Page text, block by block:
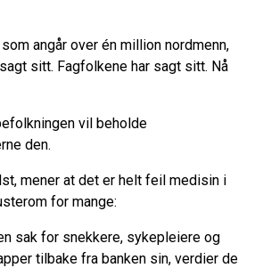
angår over én million nordmenn,
sitt. Fagfolkene har sagt sitt. Nå
vil beholde
den.
mener at det er helt feil medisin i
for mange:
sak for snekkere, sykepleiere og
tilbake fra banken sin, verdier de